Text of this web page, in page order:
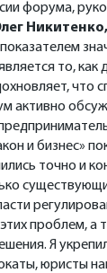
форума,
Никитенко,
то, как
что
активно
и бизнес»
точно и
проблем, а
Я
юристы